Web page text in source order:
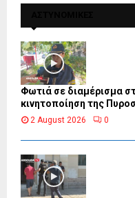
Φωτιά σε διαμέρισμα
κινητοποίηση της
2 August 2026 0